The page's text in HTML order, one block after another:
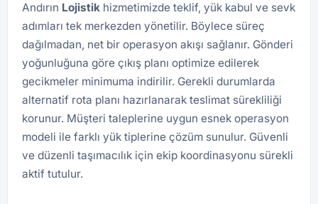
Andırın Lojistik hizmetimizde teklif, yük kabul ve sevk
adımları tek merkezden yönetilir. Böylece süreç
dağılmadan, net bir operasyon akışı sağlanır. Gönderi
yoğunluğuna göre çıkış planı optimize edilerek
gecikmeler minimuma indirilir. Gerekli durumlarda
alternatif rota planı hazırlanarak teslimat sürekliliği
korunur. Müşteri taleplerine uygun esnek operasyon
modeli ile farklı yük tiplerine çözüm sunulur. Güvenli
ve düzenli taşımacılık için ekip koordinasyonu sürekli
aktif tutulur.